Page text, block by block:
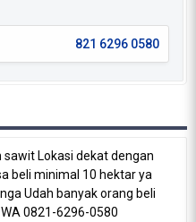
821 6296 0580
Lokasi dekat dengan
beli minimal 10 hektar ya
Udah banyak orang beli
0821-6296-0580